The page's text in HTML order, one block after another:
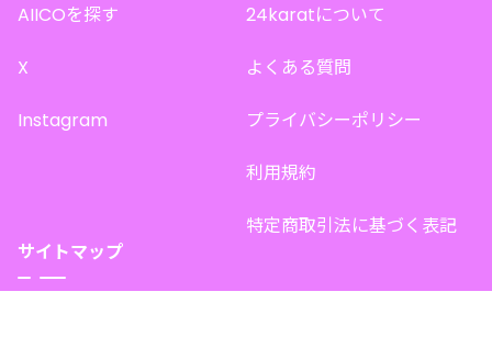
AIICOを探す
X
Instagram
24karatについて
よくある質問
プライバシーポリシー
利用規約
特定商取引法に基づく表記
サイトマップ